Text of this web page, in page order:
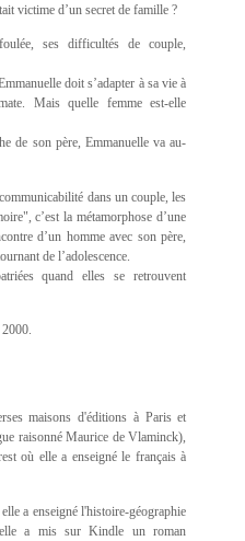
victime d’un secret de famille ?
ses difficultés de couple,
doit s’adapter à sa vie à
Mais quelle femme est-elle
de son père, Emmanuelle va au-
dans un couple, les
c’est la métamorphose d’une
d’un homme avec son père,
de l’adolescence.
quand elles se retrouvent
maisons d'éditions à Paris et
raisonné Maurice de Vlaminck),
où elle a enseigné le français à
a enseigné l'histoire-géographie
a mis sur Kindle un roman